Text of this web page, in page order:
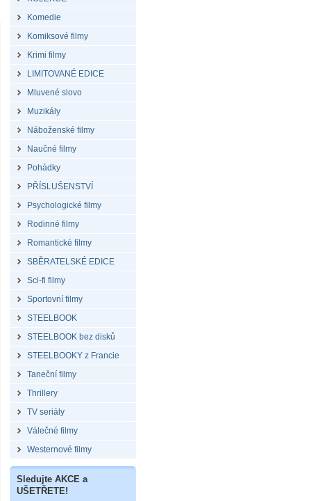
Komedie
Komiksové filmy
Krimi filmy
LIMITOVANÉ EDICE
Mluvené slovo
Muzikály
Náboženské filmy
Naučné filmy
Pohádky
PŘÍSLUŠENSTVÍ
Psychologické filmy
Rodinné filmy
Romantické filmy
SBĚRATELSKÉ EDICE
Sci-fi filmy
Sportovní filmy
STEELBOOK
STEELBOOK bez disků
STEELBOOKY z Francie
Taneční filmy
Thrillery
TV seriály
Válečné filmy
Westernové filmy
Sledujte AKCE a
UŠETŘETE!